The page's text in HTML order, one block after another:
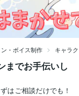
・ボイス制作 キャラ
までお手伝いし
はご相談だけでも！